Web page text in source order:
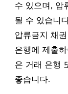
수 있으며, 압
될 수 있습니
압류금지 채
은행에 제출
은 거래 은행
좋습니다.